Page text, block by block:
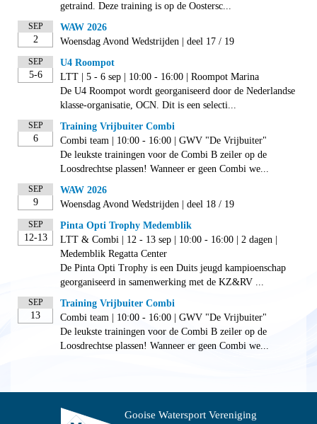
getraind. Deze training is op de Oostersc...
SEP
2
WAW 2026
Woensdag Avond Wedstrijden | deel 17 / 19
SEP
5-6
U4 Roompot
LTT | 5 - 6 sep | 10:00 - 16:00 | Roompot Marina
De U4 Roompot wordt georganiseerd door de Nederlandse
klasse-organisatie, OCN. Dit is een selecti...
SEP
6
Training Vrijbuiter Combi
Combi team | 10:00 - 16:00 | GWV "De Vrijbuiter"
De leukste trainingen voor de Combi B zeiler op de
Loosdrechtse plassen! Wanneer er geen Combi we...
SEP
9
WAW 2026
Woensdag Avond Wedstrijden | deel 18 / 19
SEP
12-13
Pinta Opti Trophy Medemblik
LTT & Combi | 12 - 13 sep | 10:00 - 16:00 | 2 dagen |
Medemblik Regatta Center
De Pinta Opti Trophy is een Duits jeugd kampioenschap
georganiseerd in samenwerking met de KZ&RV ...
SEP
13
Training Vrijbuiter Combi
Combi team | 10:00 - 16:00 | GWV "De Vrijbuiter"
De leukste trainingen voor de Combi B zeiler op de
Loosdrechtse plassen! Wanneer er geen Combi we...
Gooise Watersport Vereniging